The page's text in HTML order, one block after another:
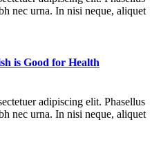
nec urna. In nisi neque, aliquet
is Good for Health
adipiscing elit. Phasellus
nec urna. In nisi neque, aliquet